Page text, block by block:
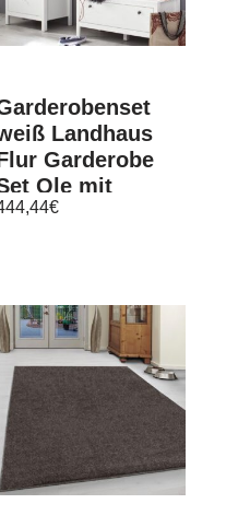
Landhaus
Garderobe
Ole mit
und
€